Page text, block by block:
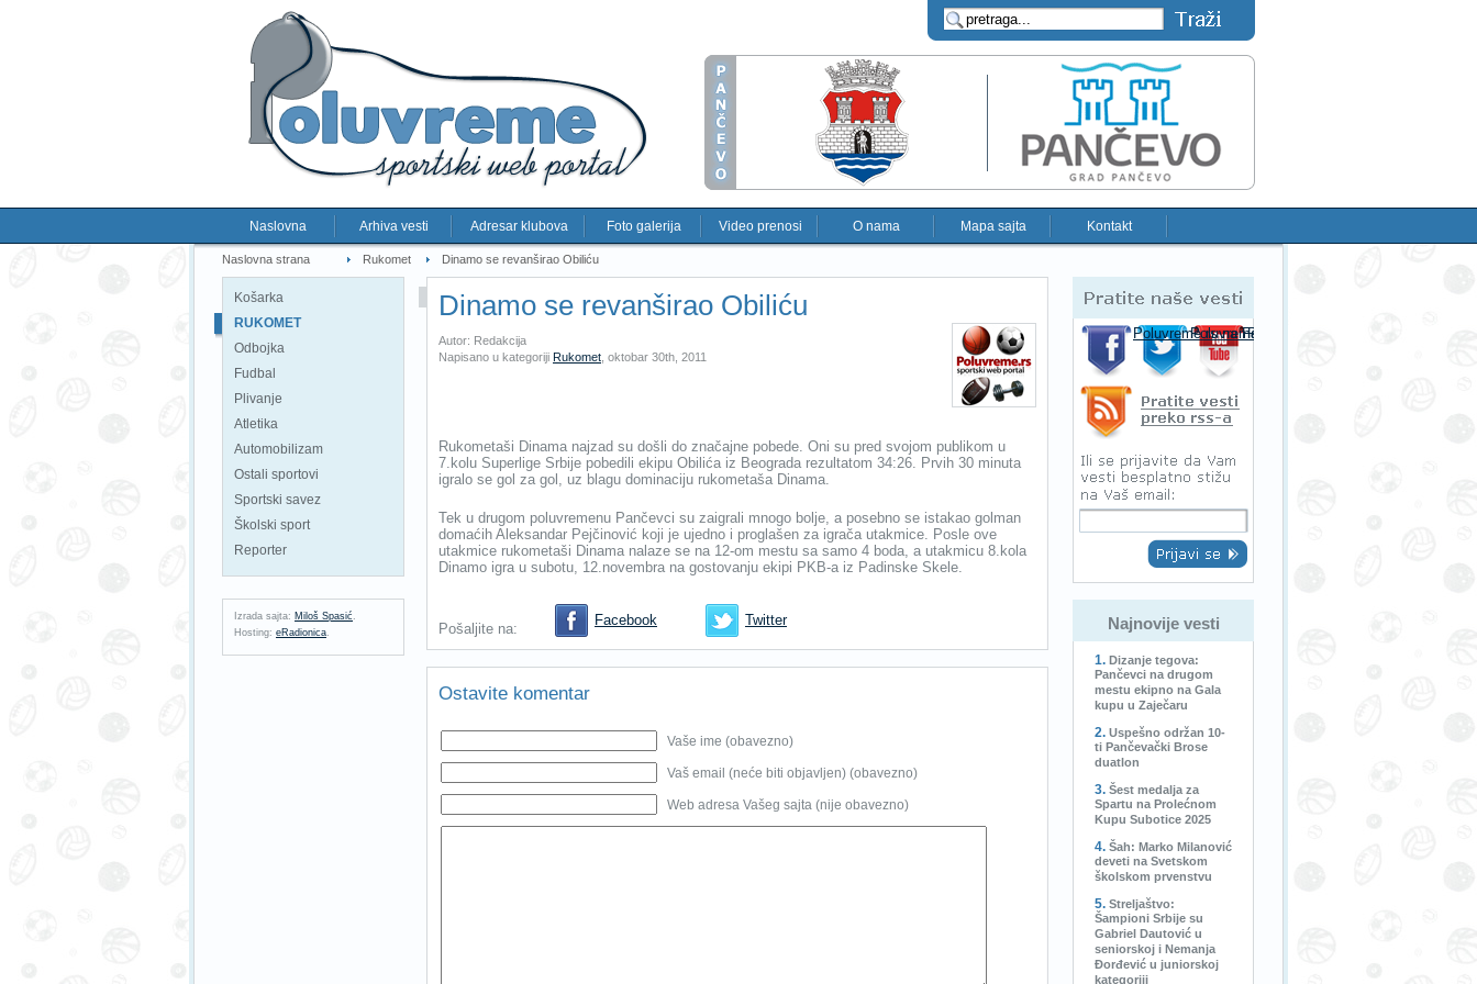
Naslovna Arhiva vesti Adresar klubova Foto galerija Video prenosi O nama Mapa sajta Kontakt
Naslovna strana Rukomet Dinamo se revanširao Obiliću
Košarka
RUKOMET
Odbojka
Fudbal
Plivanje
Atletika
Automobilizam
Ostali sportovi
Sportski savez
Školski sport
Reporter
Izrada sajta: Miloš Spasić .
Hosting: eRadionica.
Dinamo se revanširao Obiliću
Autor: Redakcija
Napisano u kategoriji Rukomet oktobar 30th, 2011
Rukometaši Dinama najzad su došli do značajne pobede. Oni su pred svojom publikom u
7.kolu Superlige Srbije pobedili ekipu Obilića iz Beograda rezultatom 34:26. Prvih 30 minuta
igralo se gol za gol, uz blagu dominaciju rukometaša Dinama.
Tek u drugom poluvremenu Pančevci su zaigrali mnogo bolje, a posebno se istakao golman
domaćih Aleksandar Pejčinović koji je ujedno i proglašen za igrača utakmice. Posle ove
utakmice rukometaši Dinama nalaze se na 12-om mestu sa samo 4 boda, a utakmicu 8.kola
Dinamo igra u subotu, 12.novembra na gostovanju ekipi PKB-a iz Padinske Skele.
Pošaljite na:
Facebook Twitter
Ostavite komentar
Vaše ime (obavezno)
Vaš email (neće biti objavljen) (obavezno)
Web adresa Vašeg sajta (nije obavezno)
Poluvreme.rs na Facebooku-u
Poluvreme.rs na Twitter-u
Poluvreme.rs na YouTube-u
Najnovije vesti
Dizanje tegova:
Pančevci na drugom
mestu ekipno na Gala
kupu u Zaječaru
Uspešno održan 10-
ti Pančevački Brose
duatlon
Šest medalja za
Spartu na Prolećnom
Kupu Subotice 2025
Šah: Marko Milanović
deveti na Svetskom
školskom prvenstvu
Streljaštvo:
Šampioni Srbije su
Gabriel Dautović u
seniorskoj i Nemanja
Đorđević u juniorskoj
kategoriji